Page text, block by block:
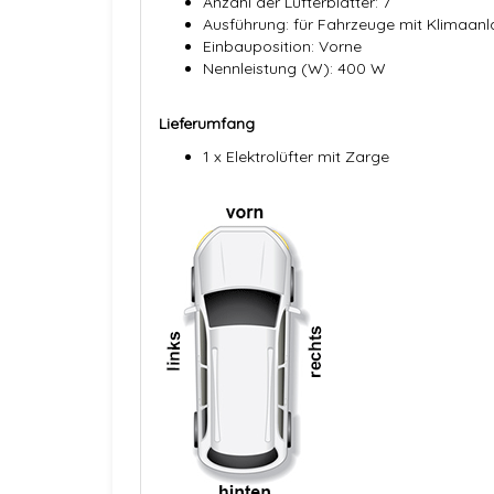
Ausführung: für Fahrzeuge mit
Einbauposition: Vorne
Nennleistung (W): 400 W
Lieferumfang
1 x Elektrolüfter mit Zarge